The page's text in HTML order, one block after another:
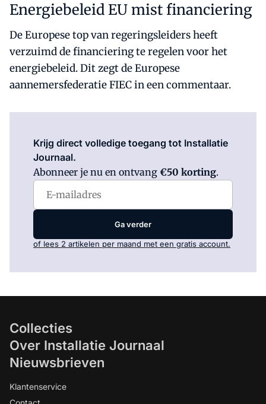
Energiebeleid EU mist financiering
De Europese top van regeringsleiders heeft
verzuimd de financiering te regelen voor het
energiebeleid. Dit zegt de Europese
aannemersfederatie FIEC in een commentaar.
Krijg direct volledige toegang tot Installatie
Journaal.
Abonneer je nu en ontvang €50 korting.
Ga verder
of lees 2 artikelen per maand met een gratis account.
Collecties
Over Installatie Journaal
Nieuwsbrieven
Klantenservice